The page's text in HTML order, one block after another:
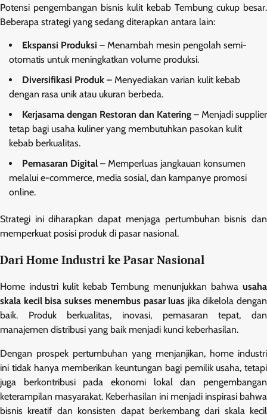
Potensi pengembangan bisnis kulit kebab Tembung cukup besar.
Beberapa strategi yang sedang diterapkan antara lain:
Ekspansi Produksi – Menambah mesin pengolah semi-
otomatis untuk meningkatkan volume produksi.
Diversifikasi Produk – Menyediakan varian kulit kebab
dengan rasa unik atau ukuran berbeda.
Kerjasama dengan Restoran dan Katering – Menjadi supplier
tetap bagi usaha kuliner yang membutuhkan pasokan kulit
kebab berkualitas.
Pemasaran Digital – Memperluas jangkauan konsumen
melalui e-commerce, media sosial, dan kampanye promosi
online.
Strategi ini diharapkan dapat menjaga pertumbuhan bisnis dan
memperkuat posisi produk di pasar nasional.
Dari Home Industri ke Pasar Nasional
Home industri kulit kebab Tembung menunjukkan bahwa usaha
skala kecil bisa sukses menembus pasar luas jika dikelola dengan
baik. Produk berkualitas, inovasi, pemasaran tepat, dan
manajemen distribusi yang baik menjadi kunci keberhasilan.
Dengan prospek pertumbuhan yang menjanjikan, home industri
ini tidak hanya memberikan keuntungan bagi pemilik usaha, tetapi
juga berkontribusi pada ekonomi lokal dan pengembangan
keterampilan masyarakat. Keberhasilan ini menjadi inspirasi bahwa
bisnis kreatif dan konsisten dapat berkembang dari skala kecil